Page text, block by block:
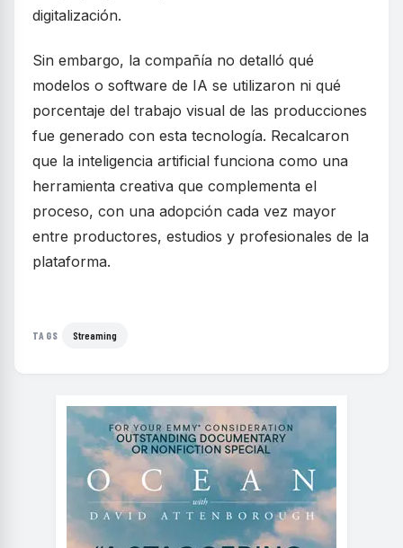
digitalización.
Sin embargo, la compañía no detalló qué
modelos o software de IA se utilizaron ni qué
porcentaje del trabajo visual de las producciones
fue generado con esta tecnología. Recalcaron
que la inteligencia artificial funciona como una
herramienta creativa que complementa el
proceso, con una adopción cada vez mayor
entre productores, estudios y profesionales de la
plataforma.
TAGS Streaming